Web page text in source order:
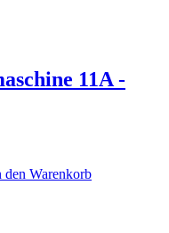
11A -
den Warenkorb